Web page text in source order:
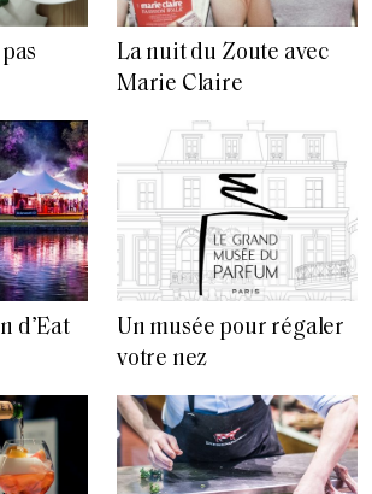
La nuit du Zoute avec
Marie Claire
d’Eat
Un musée pour régaler
votre nez